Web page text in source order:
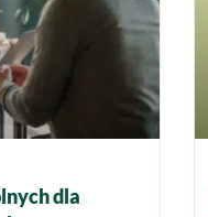
dla